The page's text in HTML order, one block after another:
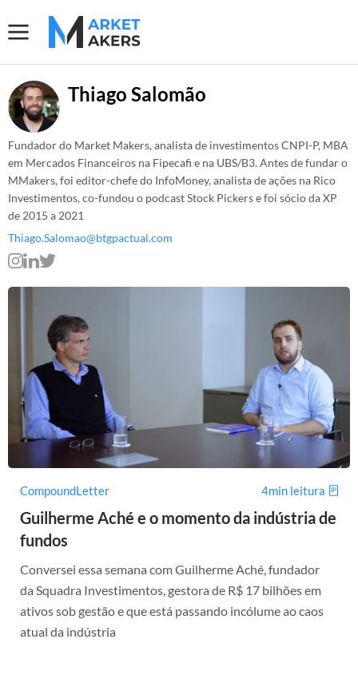
Thiago Salomão
Fundador do Market Makers, analista de investimentos CNPI-P, MBA
em Mercados Financeiros na Fipecafi e na UBS/B3. Antes de fundar o
MMakers, foi editor-chefe do InfoMoney, analista de ações na Rico
Investimentos, co-fundou o podcast Stock Pickers e foi sócio da XP
de 2015 a 2021
Thiago.Salomao@btgpactual.com
CompoundLetter 4min leitura
Guilherme Aché e o momento da indústria de
fundos
Conversei essa semana com Guilherme Aché, fundador
da Squadra Investimentos, gestora de R$ 17 bilhões em
ativos sob gestão e que está passando incólume ao caos
atual da indústria